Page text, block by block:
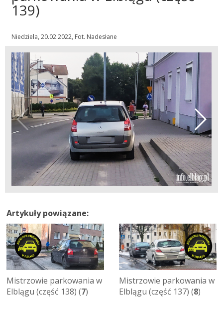
139)
Niedziela, 20.02.2022, Fot. Nadesłane
Artykuły powiązane:
Mistrzowie parkowania w
Elblągu (część 138) (7)
Mistrzowie parkowania w
Elblągu (część 137) (8)